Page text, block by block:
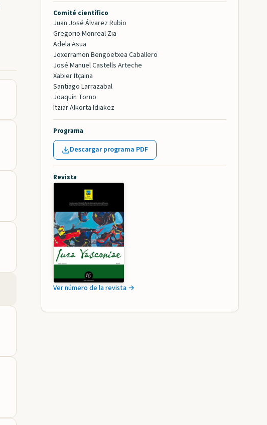
Comité científico
Juan José Álvarez Rubio
Gregorio Monreal Zia
Adela Asua
Joxerramon Bengoetxea Caballero
José Manuel Castells Arteche
Xabier Itçaina
Santiago Larrazabal
Joaquín Torno
Itziar Alkorta Idiakez
Programa
Descargar programa PDF
Revista
Ver número de la revista →